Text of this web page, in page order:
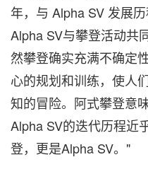
年，与 Alpha SV 发展
Alpha SV与攀登活动共
然攀登确实充满不确定
心的规划和训练，使人
知的冒险。阿式攀登意
Alpha SV的迭代历程近
登，更是Alpha SV。"